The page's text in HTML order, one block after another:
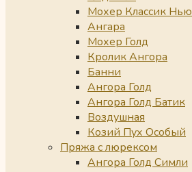
Мохер Классик Нью
Ангара
Мохер Голд
Кролик Ангора
Банни
Ангора Голд
Ангора Голд Батик
Воздушная
Козий Пух Особый
Пряжа с люрексом
Ангора Голд Симли